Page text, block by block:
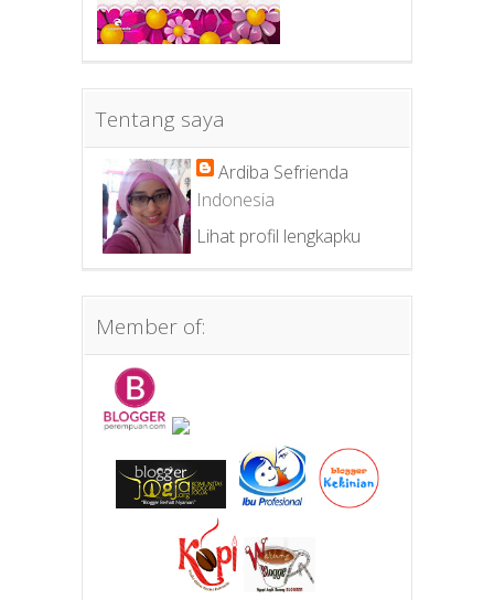
Tentang saya
Ardiba Sefrienda
Indonesia
Lihat profil lengkapku
Member of: